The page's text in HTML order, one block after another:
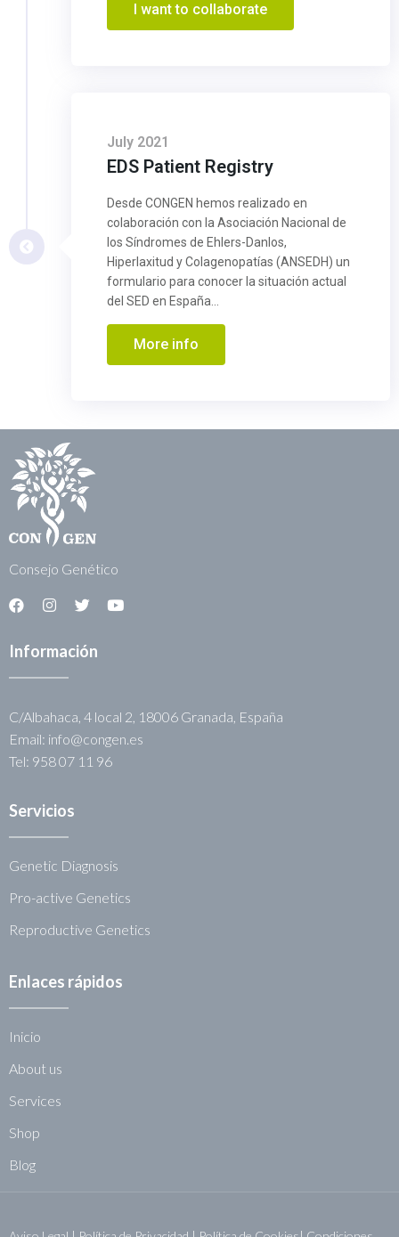
I want to collaborate
July 2021
EDS Patient Registry
Desde CONGEN hemos realizado en
colaboración con la Asociación Nacional de
los Síndromes de Ehlers-Danlos,
Hiperlaxitud y Colagenopatías (ANSEDH) un
formulario para conocer la situación actual
del SED en España...
More info
Consejo Genético
Información
C/Albahaca, 4 local 2, 18006 Granada, España
Email: info@congen.es
Tel: 958 07 11 96
Servicios
Genetic Diagnosis
Pro-active Genetics
Reproductive Genetics
Enlaces rápidos
Inicio
About us
Services
Shop
Blog